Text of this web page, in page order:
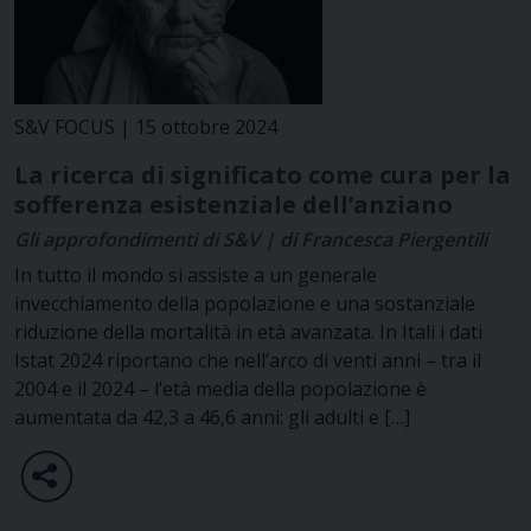
S&V FOCUS | 15 ottobre 2024
La ricerca di significato come cura per la
sofferenza esistenziale dell’anziano
Gli approfondimenti di S&V | di Francesca Piergentili
In tutto il mondo si assiste a un generale
invecchiamento della popolazione e una sostanziale
riduzione della mortalità in età avanzata. In Itali i dati
Istat 2024 riportano che nell’arco di venti anni – tra il
2004 e il 2024 – l’età media della popolazione è
aumentata da 42,3 a 46,6 anni: gli adulti e […]